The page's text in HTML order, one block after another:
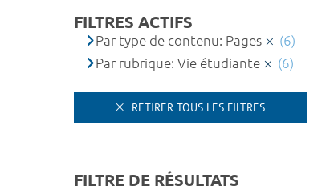
FILTRES ACTIFS
Par type de contenu: Pages
(6)
Par rubrique: Vie étudiante
(6)
RETIRER TOUS LES FILTRES
FILTRE DE RÉSULTATS